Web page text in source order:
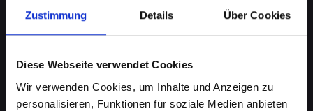
Zustimmung Details Über Cookies
Diese Webseite verwendet Cookies
Wir verwenden Cookies, um Inhalte und Anzeigen zu
personalisieren, Funktionen für soziale Medien anbieten